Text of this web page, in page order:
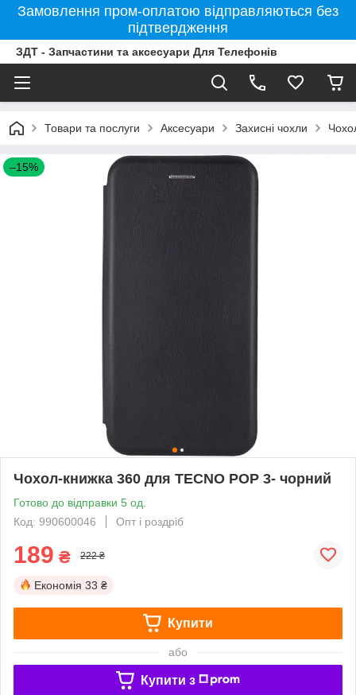
Замовлення пром-оплатою відправляються без
підтвердження
ЗДТ - Запчастини та аксесуари Для Телефонів
Товари та послуги Аксесуари Захисні чохли
–15%
Чохол-книжка 360 для TECNO POP 3- чорний
Готово до відправки 5 од.
Код: 990600046
Опт і роздріб
189 ₴ 222 ₴
Економія 33 ₴
Купити
або
Купити з